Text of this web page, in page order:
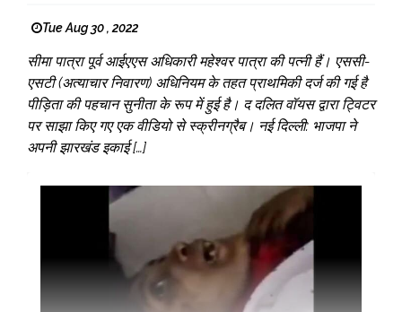
Tue Aug 30 , 2022
सीमा पात्रा पूर्व आईएएस अधिकारी महेश्वर पात्रा की पत्नी हैं। एससी-
एसटी (अत्याचार निवारण) अधिनियम के तहत प्राथमिकी दर्ज की गई है
पीड़िता की पहचान सुनीता के रूप में हुई है। द दलित वॉयस द्वारा ट्विटर
पर साझा किए गए एक वीडियो से स्क्रीनग्रैब। नई दिल्ली: भाजपा ने
अपनी झारखंड इकाई […]